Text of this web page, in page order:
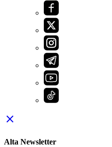
close
Alta Newsletter